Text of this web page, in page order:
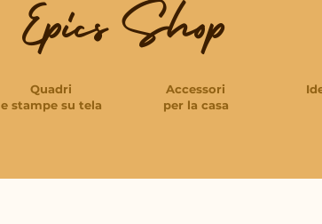
Epics Shop
Quadri
e stampe su tela
Accessori
per la casa